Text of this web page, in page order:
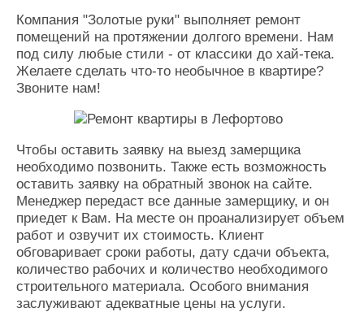
Компания "Золотые руки" выполняет ремонт
помещений на протяжении долгого времени. Нам
под силу любые стили - от классики до хай-тека.
Желаете сделать что-то необычное в квартире?
Звоните нам!
Чтобы оставить заявку на выезд замерщика
необходимо позвонить. Также есть возможность
оставить заявку на обратный звонок на сайте.
Менеджер передаст все данные замерщику, и он
приедет к Вам. На месте он проанализирует объем
работ и озвучит их стоимость. Клиент
обговаривает сроки работы, дату сдачи объекта,
количество рабочих и количество необходимого
строительного материала. Особого внимания
заслуживают адекватные цены на услуги.